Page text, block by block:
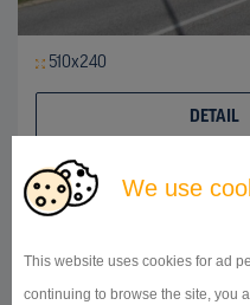
We use
This website uses cookies for ad
continuing to browse the site, you
510x240
DETAIL
BILLBOARD